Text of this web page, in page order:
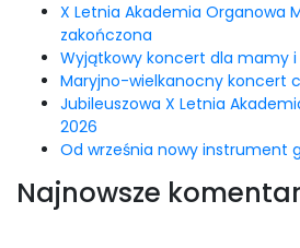
X Letnia Akademia Organowa
zakończona
Wyjątkowy koncert dla mamy
Maryjno-wielkanocny koncert
Jubileuszowa X Letnia
2026
Od września nowy instrument
Najnowsze